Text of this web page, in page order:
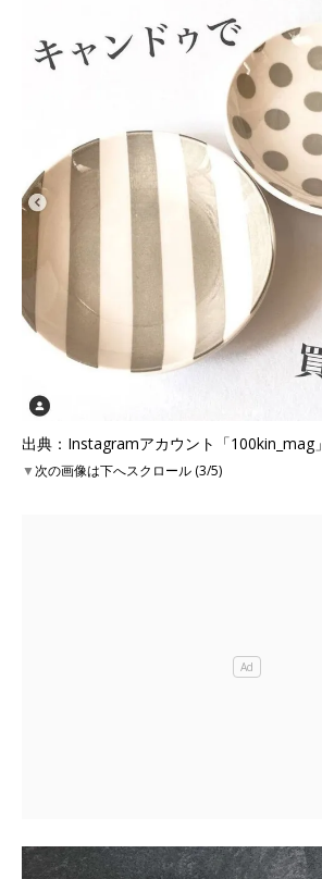
出典：Instagramアカウント「100kin_mag」
▼次の画像は下へスクロール (3/5)